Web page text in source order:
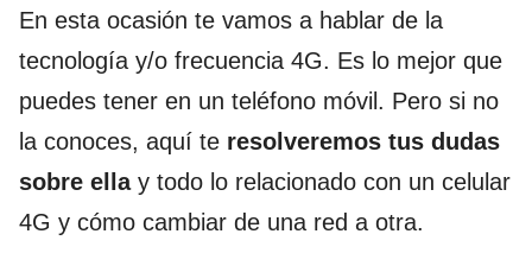
En esta ocasión te vamos a hablar de la
tecnología y/o frecuencia 4G. Es lo mejor que
puedes tener en un teléfono móvil. Pero si no
la conoces, aquí te resolveremos tus dudas
sobre ellay todo lo relacionado con un celular
4G y cómo cambiar de una red a otra.